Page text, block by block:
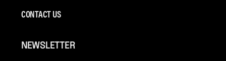
CONTACT US
NEWSLETTER